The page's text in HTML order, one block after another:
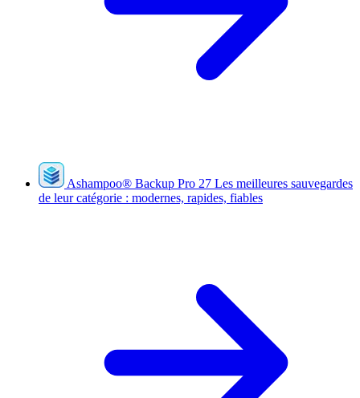
Ashampoo® Backup Pro 27 Les meilleures sauvegardes
de leur catégorie : modernes, rapides, fiables